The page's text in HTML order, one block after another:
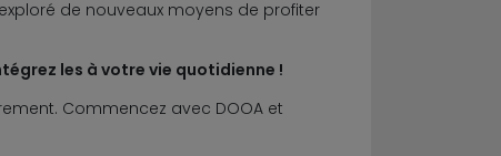
de nouveaux moyens de profiter
les à votre vie quotidienne !
Commencez avec DOOA et